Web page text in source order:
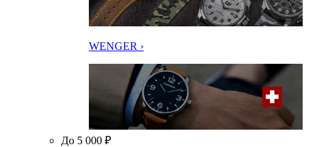
WENGER ›
До 5 000 ₽